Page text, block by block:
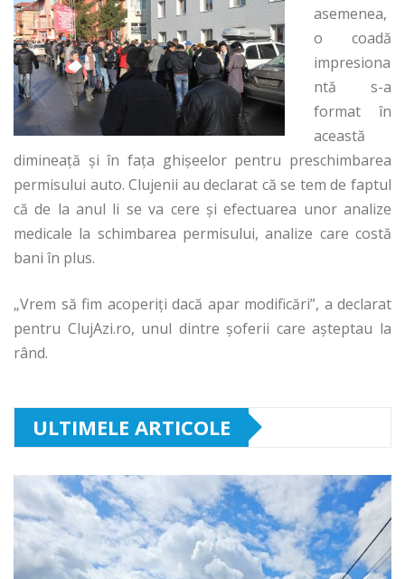
asemenea,
o coadă
impresiona
ntă s-a
format în
această
dimineață și în fața ghișeelor pentru preschimbarea
permisului auto. Clujenii au declarat că se tem de faptul
că de la anul li se va cere și efectuarea unor analize
medicale la schimbarea permisului, analize care costă
bani în plus.
„Vrem să fim acoperiți dacă apar modificări”, a declarat
pentru ClujAzi.ro, unul dintre șoferii care așteptau la
rând.
ULTIMELE ARTICOLE